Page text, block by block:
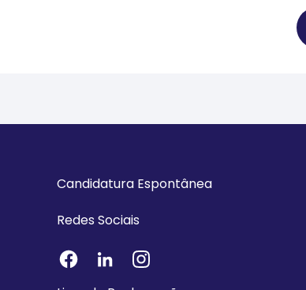
Candidatura Espontânea
Redes Sociais